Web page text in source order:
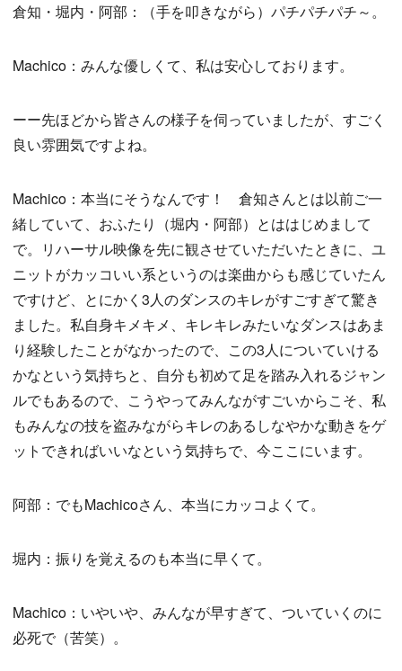
倉知・堀内・阿部：（手を叩きながら）パチパチパチ～。
Machico：みんな優しくて、私は安心しております。
ーー先ほどから皆さんの様子を伺っていましたが、すごく
良い雰囲気ですよね。
Machico：本当にそうなんです！ 倉知さんとは以前ご一
緒していて、おふたり（堀内・阿部）とははじめまして
で。リハーサル映像を先に観させていただいたときに、ユ
ニットがカッコいい系というのは楽曲からも感じていたん
ですけど、とにかく3人のダンスのキレがすごすぎて驚き
ました。私自身キメキメ、キレキレみたいなダンスはあま
り経験したことがなかったので、この3人についていける
かなという気持ちと、自分も初めて足を踏み入れるジャン
ルでもあるので、こうやってみんながすごいからこそ、私
もみんなの技を盗みながらキレのあるしなやかな動きをゲ
ットできればいいなという気持ちで、今ここにいます。
阿部：でもMachicoさん、本当にカッコよくて。
堀内：振りを覚えるのも本当に早くて。
Machico：いやいや、みんなが早すぎて、ついていくのに
必死で（苦笑）。